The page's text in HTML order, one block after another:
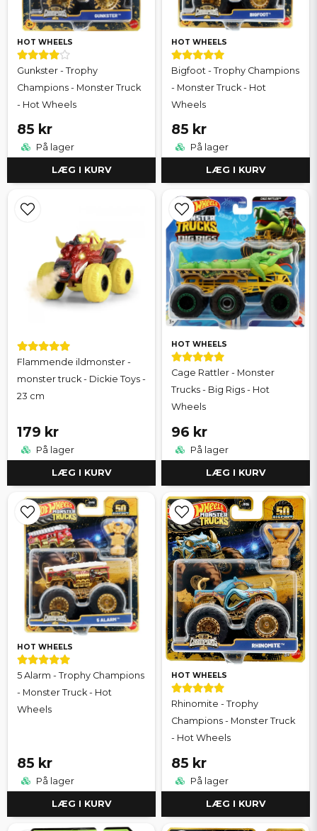
HOT WHEELS
Gunkster - Trophy
Champions - Monster Truck
- Hot Wheels
85 kr
På lager
LÆG I KURV
HOT WHEELS
Bigfoot - Trophy Champions
- Monster Truck - Hot
Wheels
85 kr
På lager
LÆG I KURV
Flammende ildmonster -
monster truck - Dickie Toys -
23 cm
179 kr
På lager
LÆG I KURV
HOT WHEELS
Cage Rattler - Monster
Trucks - Big Rigs - Hot
Wheels
96 kr
På lager
LÆG I KURV
HOT WHEELS
5 Alarm - Trophy Champions
- Monster Truck - Hot
Wheels
85 kr
På lager
LÆG I KURV
HOT WHEELS
Rhinomite - Trophy
Champions - Monster Truck
- Hot Wheels
85 kr
På lager
LÆG I KURV